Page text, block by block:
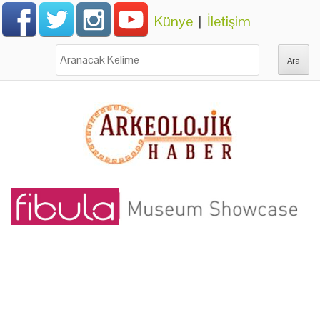
Künye | İletişim